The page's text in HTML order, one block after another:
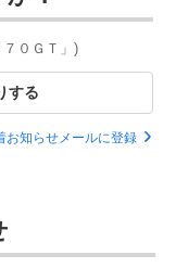
０ＧＴ」)
する
お知らせメールに登録